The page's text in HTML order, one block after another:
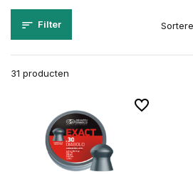
Filter
31 producten